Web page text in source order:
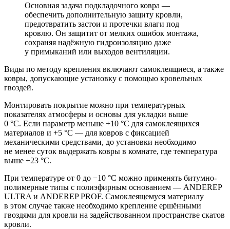
Основная задача подкладочного ковра —
обеспечить дополнительную защиту кровли,
предотвратить застои и протечки влаги под
кровлю. Он защитит от мелких ошибок монтажа,
сохраняя надёжную гидроизоляцию даже
у примыканий или выходов вентиляции.
Виды по методу крепления включают самоклеящиеся, а также
ковры, допускающие установку с помощью кровельных
гвоздей.
Монтировать покрытие можно при температурных
показателях атмосферы и основы для укладки выше
0 °C. Если параметр меньше +10 °C для самоклеящихся
материалов и +5 °C — для ковров с фиксацией
механическими средствами, до установки необходимо
не менее суток выдержать ковры в комнате, где температура
выше +23 °C.
При температуре от 0 до −10 °C можно применять битумно-
полимерные типы с полиэфирным основанием — ANDEREP
ULTRA и ANDEREP PROF. Самоклеящемуся материалу
в этом случае также необходимо крепление ершёнными
гвоздями для кровли на задействованном пространстве скатов
кровли.